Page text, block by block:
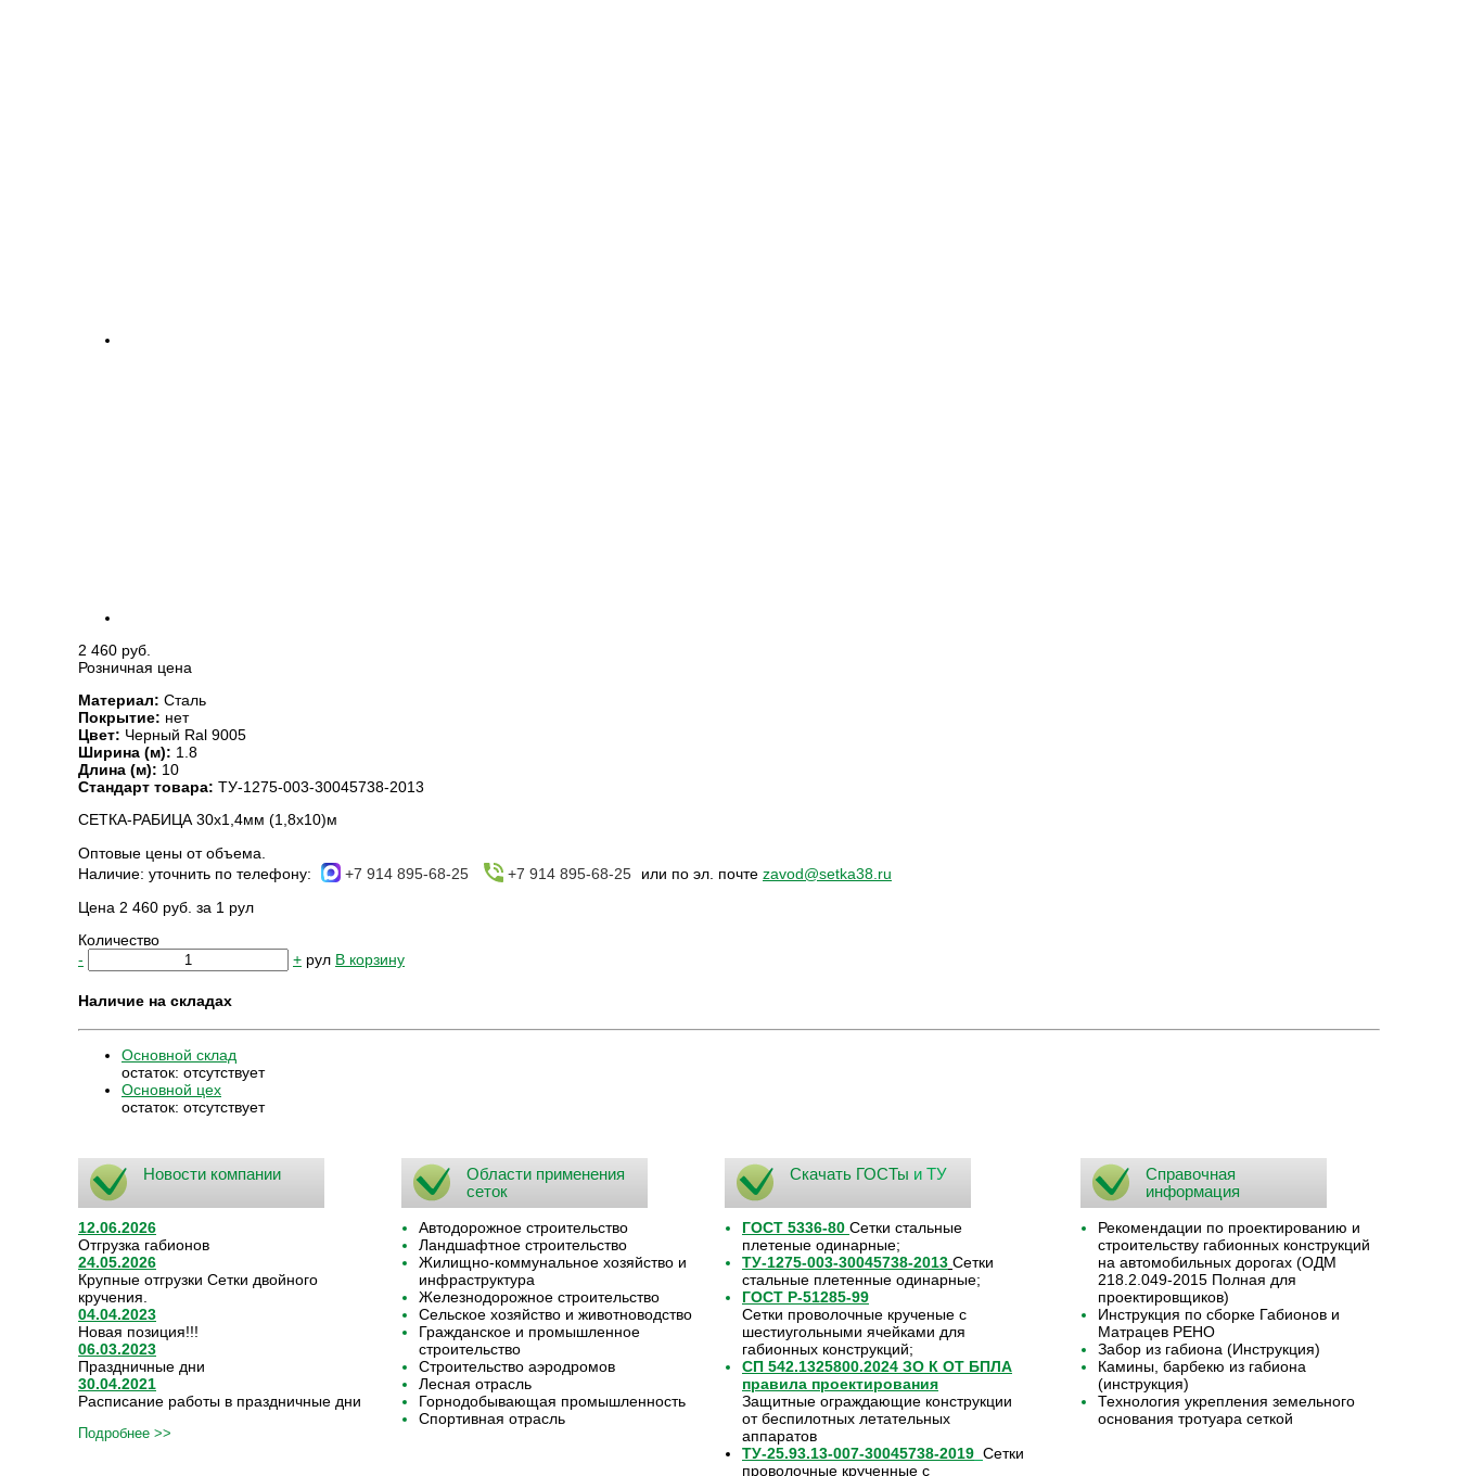
2 460 руб.
Розничная цена
Материал: Сталь
Покрытие: нет
Цвет: Черный Ral 9005
Ширина (м): 1.8
Длина (м): 10
Стандарт товара: ТУ-1275-003-30045738-2013
СЕТКА-РАБИЦА 30х1,4мм (1,8х10)м
Оптовые цены от объема.
Наличие: уточнить по телефону: +7 914 895-68-25 +7 914 895-68-25 или по эл. почте zavod@setka38.ru
Цена 2 460 руб. за 1 рул
Количество
-
+ рул В корзину
Наличие на складах
Основной склад
остаток: отсутствует
Основной цех
остаток: отсутствует
Новости компании
12.06.2026
Отгрузка габионов
24.05.2026
Крупные отгрузки Сетки двойного
кручения.
04.04.2023
Новая позиция!!!
06.03.2023
Праздничные дни
30.04.2021
Расписание работы в праздничные дни
Подробнее >>
Области применения
сеток
Автодорожное строительство
Ландшафтное строительство
Жилищно-коммунальное хозяйство и
инфраструктура
Железнодорожное строительство
Сельское хозяйство и животноводство
Гражданское и промышленное
строительство
Строительство аэродромов
Лесная отрасль
Горнодобывающая промышленность
Спортивная отрасль
Скачать ГОСТы и ТУ
ГОСТ 5336-80 Сетки стальные
плетеные одинарные;
ТУ-1275-003-30045738-2013 Сетки
стальные плетенные одинарные;
ГОСТ Р-51285-99
Сетки проволочные крученые с
шестиугольными ячейками для
габионных конструкций;
СП 542.1325800.2024 ЗО К ОТ БПЛА
правила проектирования
Защитные ограждающие конструкции
от беспилотных летательных
аппаратов
ТУ-25.93.13-007-30045738-2019 Сетки
проволочные крученные с
Справочная
информация
Рекомендации по проектированию и
строительству габионных конструкций
на автомобильных дорогах (ОДМ
218.2.049-2015 Полная для
проектировщиков)
Инструкция по сборке Габионов и
Матрацев РЕНО
Забор из габиона (Инструкция)
Камины, барбекю из габиона
(инструкция)
Технология укрепления земельного
основания тротуара сеткой